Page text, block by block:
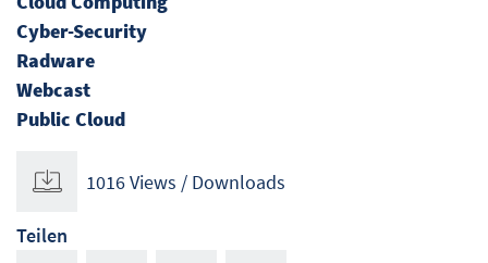
Cyber-Security
Radware
Webcast
Public Cloud
1016 Views / Downloads
Teilen